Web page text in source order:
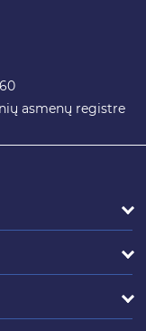
asmenų registre